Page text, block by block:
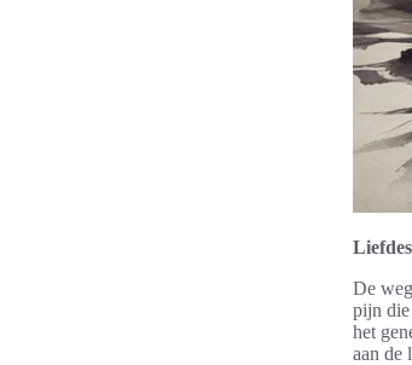
De
pijn die
het
aan de